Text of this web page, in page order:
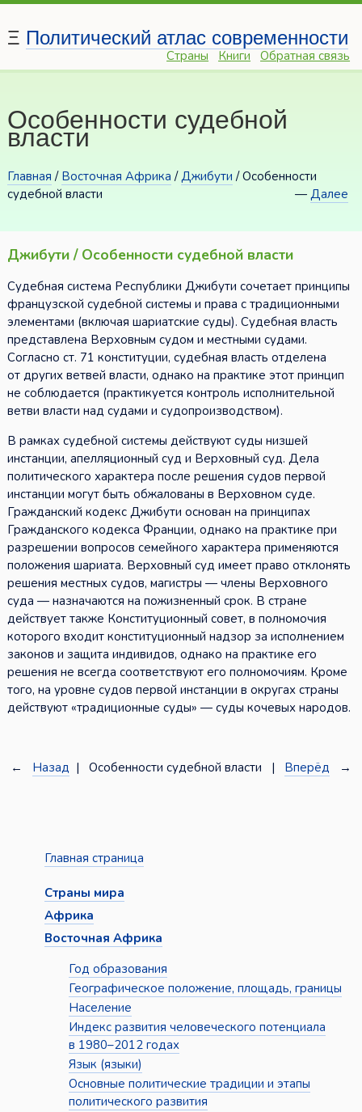
Ξ Политический атлас современности
Страны Книги Обратная связь
Особенности судебной
власти
Главная / Восточная Африка /Джибути / Особенности
судебной власти
—Далее
Джибути / Особенности судебной власти
Судебная система Республики Джибути сочетает принципы
французской судебной системы и права с традиционными
элементами (включая шариатские суды). Судебная власть
представлена Верховным судом и местными судами.
Согласно ст. 71 конституции, судебная власть отделена
от других ветвей власти, однако на практике этот принцип
не соблюдается (практикуется контроль исполнительной
ветви власти над судами и судопроизводством).
В рамках судебной системы действуют суды низшей
инстанции, апелляционный суд и Верховный суд. Дела
политического характера после решения судов первой
инстанции могут быть обжалованы в Верховном суде.
Гражданский кодекс Джибути основан на принципах
Гражданского кодекса Франции, однако на практике при
разрешении вопросов семейного характера применяются
положения шариата. Верховный суд имеет право отклонять
решения местных судов, магистры — члены Верховного
суда — назначаются на пожизненный срок. В стране
действует также Конституционный совет, в полномочия
которого входит конституционный надзор за исполнением
законов и защита индивидов, однако на практике его
решения не всегда соответствуют его полномочиям. Кроме
того, на уровне судов первой инстанции в округах страны
действуют «традиционные суды» — суды кочевых народов.
← Назад | Особенности судебной власти | Вперёд →
Главная страница
Страны мира
Африка
Восточная Африка
Год образования
Географическое положение, площадь, границы
Население
Индекс развития человеческого потенциала
в 1980–2012 годах
Язык (языки)
Основные политические традиции и этапы
политического развития